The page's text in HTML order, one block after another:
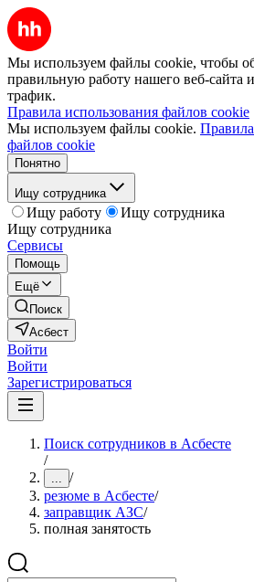
Мы используем файлы cookie, чтобы
правильную работу нашего веб-сайта
трафик.
Правила использования файлов cookie
Мы используем файлы cookie.
файлов cookie
Понятно
Ищу сотрудника
Ищу работу
Ищу сотрудника
Ищу сотрудника
Сервисы
Помощь
Ещё
Поиск
Асбест
Войти
Войти
Зарегистрироваться
Поиск сотрудников в Асбесте
/
... /
резюме в Асбесте/
заправщик АЗС/
полная занятость